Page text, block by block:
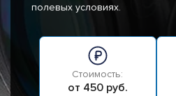
полевых условиях.
Стоимость:
от 450 руб.